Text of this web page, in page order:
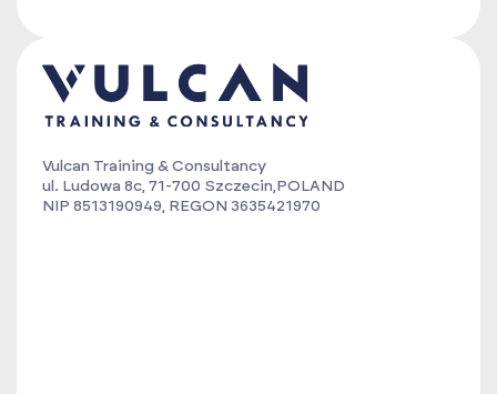
Vulcan Training & Consultancy
ul. Ludowa 8c, 71-700 Szczecin,POLAND
NIP 8513190949, REGON 3635421970